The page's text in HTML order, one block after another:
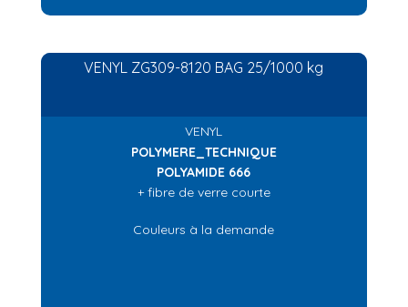
VENYL ZG309-8120 BAG 25/1000 kg
VENYL
POLYMERE_TECHNIQUE
POLYAMIDE 666
+ fibre de verre courte
Couleurs à la demande